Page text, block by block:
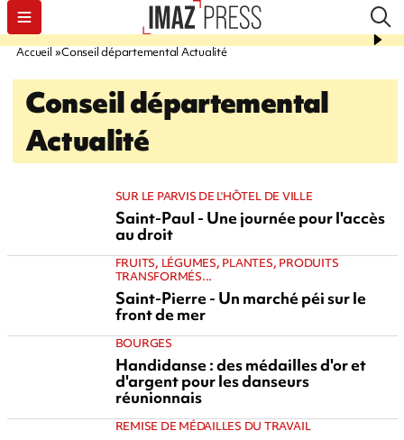
Accueil Conseil départemental Actualité
Conseil départemental
Actualité
SUR LE PARVIS DE L'HÔTEL DE VILLE
Saint-Paul - Une journée pour l'accès
au droit
FRUITS, LÉGUMES, PLANTES, PRODUITS
TRANSFORMÉS...
Saint-Pierre - Un marché péi sur le
front de mer
BOURGES
Handidanse : des médailles d'or et
d'argent pour les danseurs
réunionnais
REMISE DE MÉDAILLES DU TRAVAIL